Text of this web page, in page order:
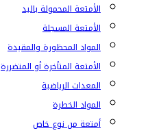
الأمتعة المحمولة باليد
الأمتعة المسجلة
المواد المحظورة والمقيدة
الأمتعة المتأخرة أو المتضررة
المعدات الرياضية
المواد الخطرة
أمتعة من نوع خاص